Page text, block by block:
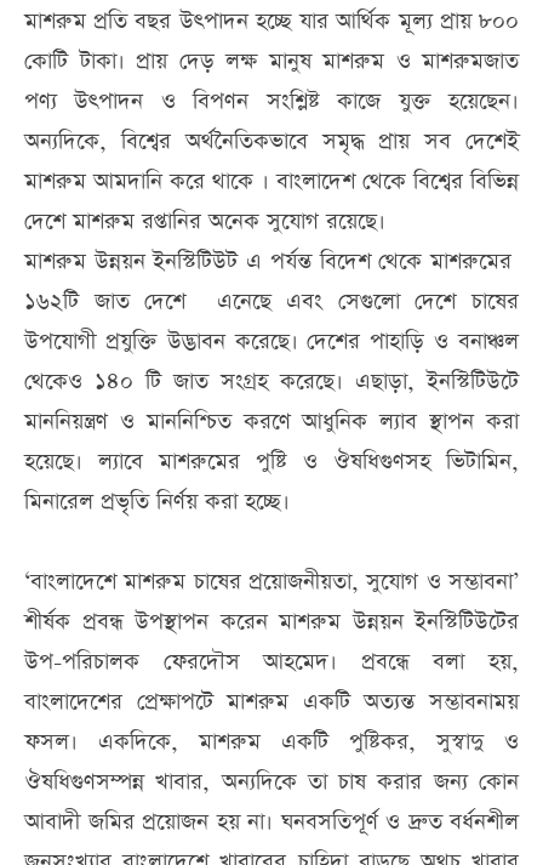
মাশরুম প্রতি বছর উৎপাদন হচ্ছে যার আর্থিক মূল্য প্রায় ৮০০
কোটি টাকা। প্রায় দেড় লক্ষ মানুষ মাশরুম ও মাশরুমজাত
পণ্য উৎপাদন ও বিপণন সংশ্লিষ্ট কাজে যুক্ত হয়েছেন।
অন্যদিকে, বিশ্বের অর্থনৈতিকভাবে সমৃদ্ধ প্রায় সব দেশেই
মাশরুম আমদানি করে থাকে । বাংলাদেশ থেকে বিশ্বের বিভিন্ন
দেশে মাশরুম রপ্তানির অনেক সুযোগ রয়েছে।
মাশরুম উন্নয়ন ইনস্টিটিউট এ পর্যন্ত বিদেশ থেকে মাশরুমের
১৬২টি জাত দেশে এনেছে এবং সেগুলো দেশে চাষের
উপযোগী প্রযুক্তি উদ্ভাবন করেছে। দেশের পাহাড়ি ও বনাঞ্চল
থেকেও ১৪০ টি জাত সংগ্রহ করেছে। এছাড়া, ইনস্টিটিউটে
মাননিয়ন্ত্রণ ও মাননিশ্চিত করণে আধুনিক ল্যাব স্থাপন করা
হয়েছে। ল্যাবে মাশরুমের পুষ্টি ও ঔষধিগুণসহ ভিটামিন,
মিনারেল প্রভৃতি নির্ণয় করা হচ্ছে।
‘বাংলাদেশে মাশরুম চাষের প্রয়োজনীয়তা, সুযোগ ও সম্ভাবনা’
শীর্ষক প্রবন্ধ উপস্থাপন করেন মাশরুম উন্নয়ন ইনস্টিটিউটের
উপ-পরিচালক ফেরদৌস আহমেদ। প্রবন্ধে বলা হয়,
বাংলাদেশের প্রেক্ষাপটে মাশরুম একটি অত্যন্ত সম্ভাবনাময়
ফসল। একদিকে, মাশরুম একটি পুষ্টিকর, সুস্বাদু ও
ঔষধিগুণসম্পন্ন খাবার, অন্যদিকে তা চাষ করার জন্য কোন
আবাদী জমির প্রয়োজন হয় না। ঘনবসতিপূর্ণ ও দ্রুত বর্ধনশীল